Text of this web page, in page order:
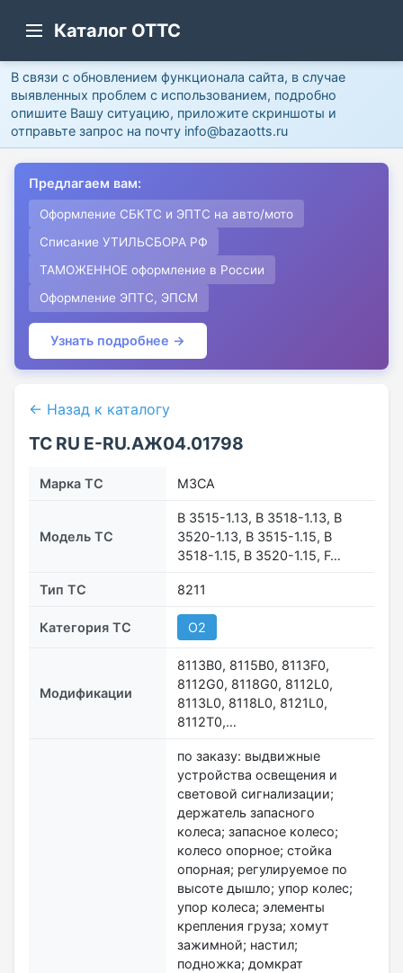
Каталог ОТТС
В связи с обновлением функционала сайта, в случае
выявленных проблем с использованием, подробно
опишите Вашу ситуацию, приложите скриншоты и
отправьте запрос на почту info@bazaotts.ru
Предлагаем вам:
Оформление СБКТС и ЭПТС на авто/мото
Списание УТИЛЬСБОРА РФ
ТАМОЖЕННОЕ оформление в России
Оформление ЭПТС, ЭПСМ
Узнать подробнее →
← Назад к каталогу
ТС RU Е-RU.АЖ04.01798
Марка ТС МЗСА
Модель ТС
B 3515-1.13, B 3518-1.13, B
3520-1.13, B 3515-1.15, B
3518-1.15, B 3520-1.15, F…
Тип ТС 8211
Категория ТС O2
Модификации
8113B0, 8115B0, 8113F0,
8112G0, 8118G0, 8112L0,
8113L0, 8118L0, 8121L0,
8112T0,…
по заказу: выдвижные
устройства освещения и
световой сигнализации;
держатель запасного
колеса; запасное колесо;
колесо опорное; стойка
опорная; регулируемое по
высоте дышло; упор колес;
упор колеса; элементы
крепления груза; хомут
зажимной; настил;
подножка; домкрат